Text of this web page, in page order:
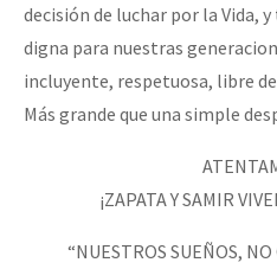
decisión de luchar por la Vida,
digna para nuestras
incluyente, respetuosa, libre
Más grande que una simple
¡ZAPATA Y SAMIR
“NUESTROS SUEÑOS,